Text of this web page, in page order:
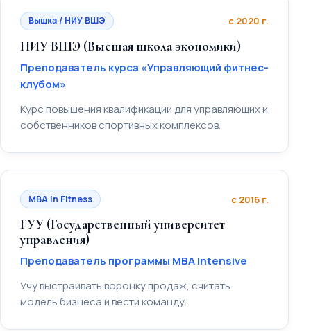
Вышка / НИУ ВШЭ с 2020 г.
НИУ ВШЭ (Высшая школа экономики)
Преподаватель курса «Управляющий фитнес-
клубом»
Курс повышения квалификации для управляющих и
собственников спортивных комплексов.
MBA in Fitness с 2016 г.
ГУУ (Государственный университет
управления)
Преподаватель программы MBA Intensive
Учу выстраивать воронку продаж, считать
модель бизнеса и вести команду.